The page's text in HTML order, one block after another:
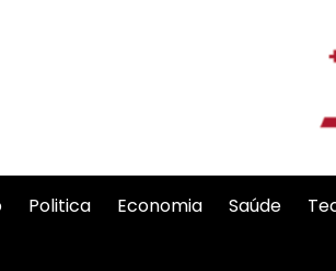
Politica Economia Saúde